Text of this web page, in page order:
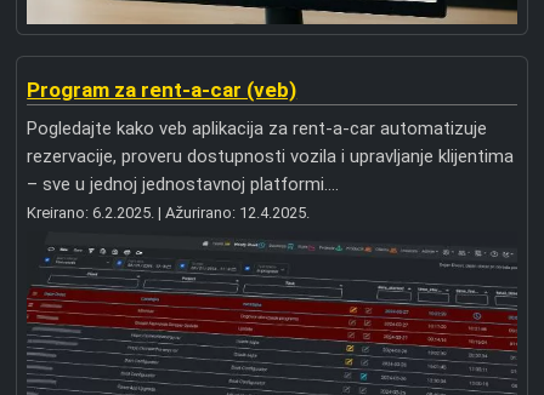
Program za rent-a-car (veb)
Pogledajte kako veb aplikacija za rent-a-car automatizuje
rezervacije, proveru dostupnosti vozila i upravljanje klijentima
– sve u jednoj jednostavnoj platformi....
Kreirano:6.2.2025. | Ažurirano: 12.4.2025.